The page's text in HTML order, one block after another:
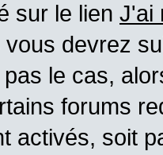
sur le lien J'ai
vous devrez
pas le cas,
forums
activés, soit